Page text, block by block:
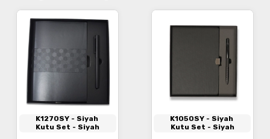
K1270SY - Siyah
Kutu Set - Siyah
K1050SY - Siyah
Kutu Set - Siyah